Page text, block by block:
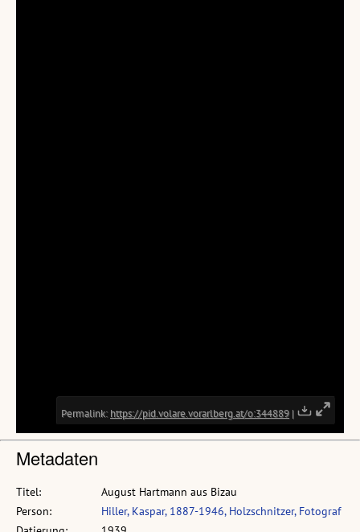
Metadaten
Titel:
August Hartmann aus Bizau
Person:
Hiller, Kaspar, 1887-1946, Holzschnitzer, Fotograf